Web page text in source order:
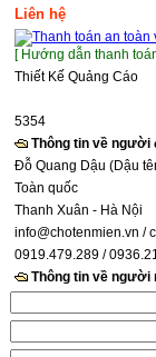
Liên hệ
[ Hướng dẫn thanh
Thiết Kế Quảng Cáo
5354
Thông tin về người
Đỗ Quang Dậu (Dậu
Toàn quốc
Thanh Xuân - Hà Nội
info@chotenmien.vn /
0919.479.289 /
Thông tin về người